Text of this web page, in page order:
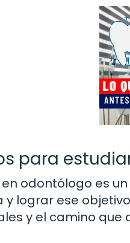
para
odontólogo es
lograr ese
y el camino